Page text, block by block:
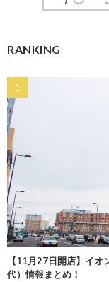
RANKING
【11月27日開店】イ
代）情報まとめ！